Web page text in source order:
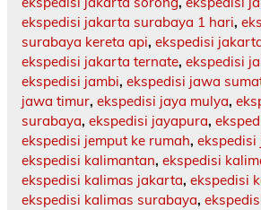
ekspedisi jakarta surabaya 1 hari,
surabaya kereta api, ekspedisi
ekspedisi jakarta ternate, ekspedisi
ekspedisi jambi, ekspedisi jawa
jawa timur, ekspedisi jaya mulya,
surabaya, ekspedisi jayapura,
ekspedisi jemput ke rumah, ekspedisi
ekspedisi kalimantan, ekspedisi
ekspedisi kalimas jakarta, ekspedisi
ekspedisi kalimas surabaya,